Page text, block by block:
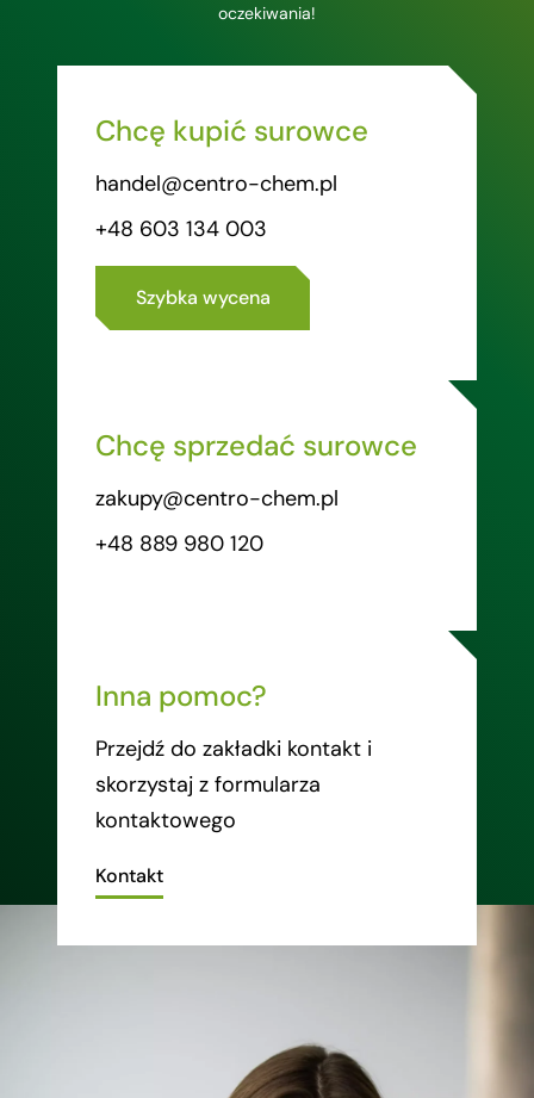
oczekiwania!
Chcę kupić surowce
handel@centro-chem.pl
+48 603 134 003
Szybka wycena
Chcę sprzedać surowce
zakupy@centro-chem.pl
+48 889 980 120
Inna pomoc?
Przejdź do zakładki kontakt i
skorzystaj z formularza
kontaktowego
Kontakt